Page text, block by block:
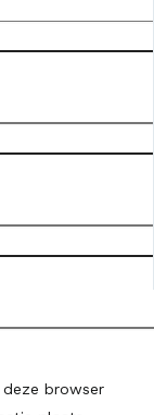
browser